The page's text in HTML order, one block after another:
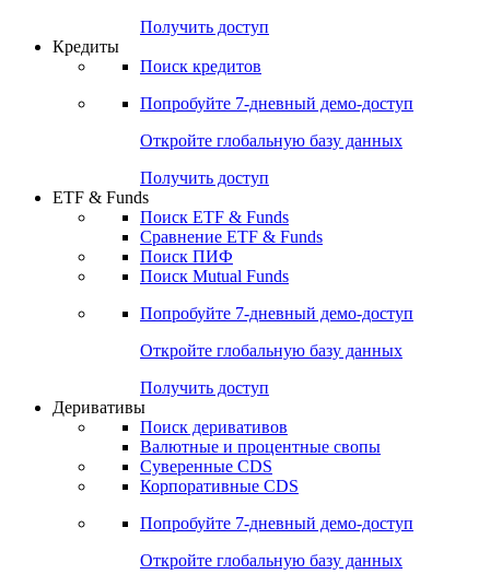
Получить доступ
Кредиты
Поиск кредитов
Попробуйте 7-дневный демо-доступ
Откройте глобальную базу данных
Получить доступ
ETF & Funds
Поиск ETF & Funds
Сравнение ETF & Funds
Поиск ПИФ
Поиск Mutual Funds
Попробуйте 7-дневный демо-доступ
Откройте глобальную базу данных
Получить доступ
Деривативы
Поиск деривативов
Валютные и процентные свопы
Суверенные CDS
Корпоративные CDS
Попробуйте 7-дневный демо-доступ
Откройте глобальную базу данных